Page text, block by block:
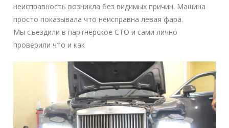
неисправность возникла без видимых причин. Машина
просто показывала что неисправна левая фара.
Мы съездили в партнёрское СТО и сами лично
проверили что и как